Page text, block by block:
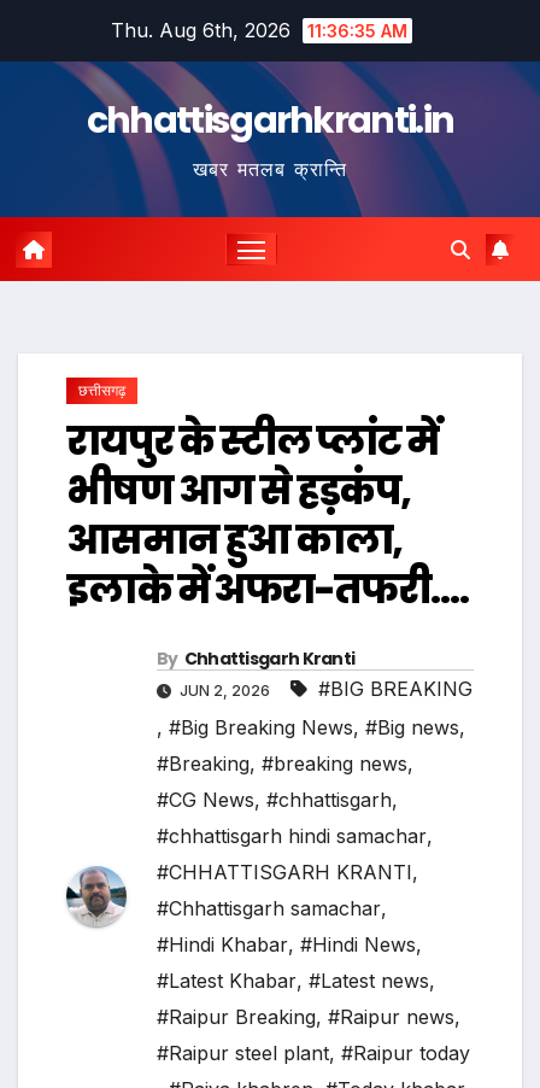
Thu. Aug 6th, 2026 11:36:36 AM
chhattisgarhkranti.in
खबर मतलब क्रान्ति
छत्तीसगढ़
रायपुर के स्टील प्लांट में
भीषण आग से हड़कंप,
आसमान हुआ काला,
इलाके में अफरा-तफरी….
By Chhattisgarh Kranti
JUN 2, 2026
#BIG BREAKING
, #Big Breaking News, #Big news,
#Breaking, #breaking news,
#CG News, #chhattisgarh,
#chhattisgarh hindi samachar,
#CHHATTISGARH KRANTI,
#Chhattisgarh samachar,
#Hindi Khabar, #Hindi News,
#Latest Khabar, #Latest news,
#Raipur Breaking, #Raipur news,
#Raipur steel plant, #Raipur today